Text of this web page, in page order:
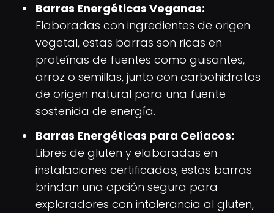
Barras Energéticas Veganas:
Elaboradas con ingredientes de origen
vegetal, estas barras son ricas en
proteínas de fuentes como guisantes,
arroz o semillas, junto con carbohidratos
de origen natural para una fuente
sostenida de energía.
Barras Energéticas para Celíacos:
Libres de gluten y elaboradas en
instalaciones certificadas, estas barras
brindan una opción segura para
exploradores con intolerancia al gluten,